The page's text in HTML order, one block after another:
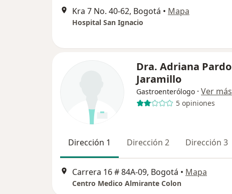
Kra 7 No. 40-62, Bogotá • Mapa
Hospital San Ignacio
Dra. Adriana Pardo
Jaramillo
Gastroenterólogo · Ver más
5 opiniones
Dirección 1 Dirección 2 Dirección 3
Carrera 16 # 84A-09, Bogotá • Mapa
Centro Medico Almirante Colon